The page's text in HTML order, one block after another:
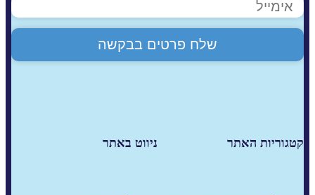
ניווט באתר קטגוריות האתר